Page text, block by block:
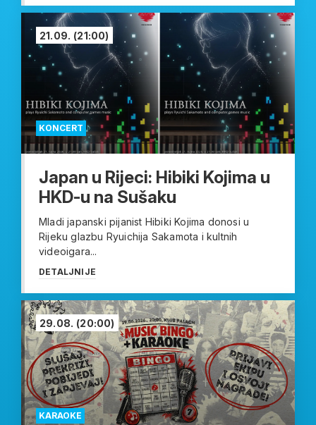
KONCERT
21.09. (21:00)
Japan u Rijeci: Hibiki Kojima u
HKD-u na Sušaku
Mladi japanski pijanist Hibiki Kojima donosi u
Rijeku glazbu Ryuichija Sakamota i kultnih
videoigara...
DETALJNIJE
KARAOKE
29.08. (20:00)